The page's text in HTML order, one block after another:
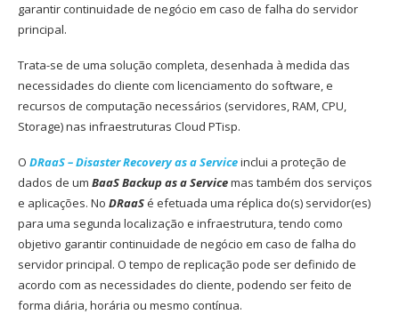
garantir continuidade de negócio em caso de falha do servidor
principal.
Trata-se de uma solução completa, desenhada à medida das
necessidades do cliente com licenciamento do software, e
recursos de computação necessários (servidores, RAM, CPU,
Storage) nas infraestruturas Cloud PTisp.
O DRaaS – Disaster Recovery as a Serviceinclui a proteção de
dados de um BaaS Backup as a Servicemas também dos serviços
e aplicações. No DRaaSé efetuada uma réplica do(s) servidor(es)
para uma segunda localização e infraestrutura, tendo como
objetivo garantir continuidade de negócio em caso de falha do
servidor principal. O tempo de replicação pode ser definido de
acordo com as necessidades do cliente, podendo ser feito de
forma diária, horária ou mesmo contínua.